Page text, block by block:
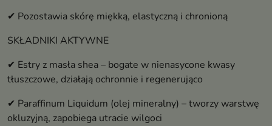
✔ Pozostawia skórę miękką, elastyczną i chronioną
SKŁADNIKI AKTYWNE
✔ Estry z masła shea – bogate w nienasycone kwasy
tłuszczowe, działają ochronnie i regenerująco
✔ Paraffinum Liquidum (olej mineralny) – tworzy warstwę
okluzyjną, zapobiega utracie wilgoci